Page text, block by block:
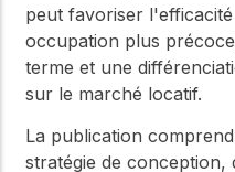
peut favoriser
occupation plus
terme et une
sur le marché locatif.
La publication
stratégie de conception,